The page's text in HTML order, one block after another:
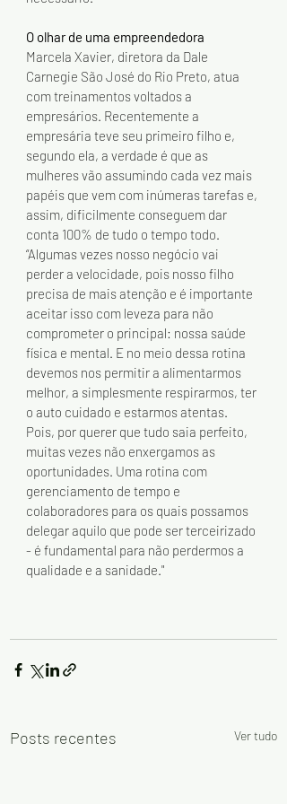
O olhar de uma empreendedora
Marcela Xavier, diretora da Dale
Carnegie São José do Rio Preto, atua
com treinamentos voltados a
empresários. Recentemente a
empresária teve seu primeiro filho e,
segundo ela, a verdade é que as
mulheres vão assumindo cada vez mais
papéis que vem com inúmeras tarefas e,
assim, dificilmente conseguem dar
conta 100% de tudo o tempo todo.
“Algumas vezes nosso negócio vai
perder a velocidade, pois nosso filho
precisa de mais atenção e é importante
aceitar isso com leveza para não
comprometer o principal: nossa saúde
física e mental. E no meio dessa rotina
devemos nos permitir a alimentarmos
melhor, a simplesmente respirarmos, ter
o auto cuidado e estarmos atentas.
Pois, por querer que tudo saia perfeito,
muitas vezes não enxergamos as
oportunidades. Uma rotina com
gerenciamento de tempo e
colaboradores para os quais possamos
delegar aquilo que pode ser terceirizado
- é fundamental para não perdermos a
qualidade e a sanidade."
Posts recentes Ver tudo